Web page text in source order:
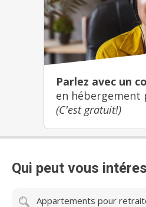
Parlez avec un
en hébergement
(C'est gratuit!)
Qui peut vous
Appartements pour